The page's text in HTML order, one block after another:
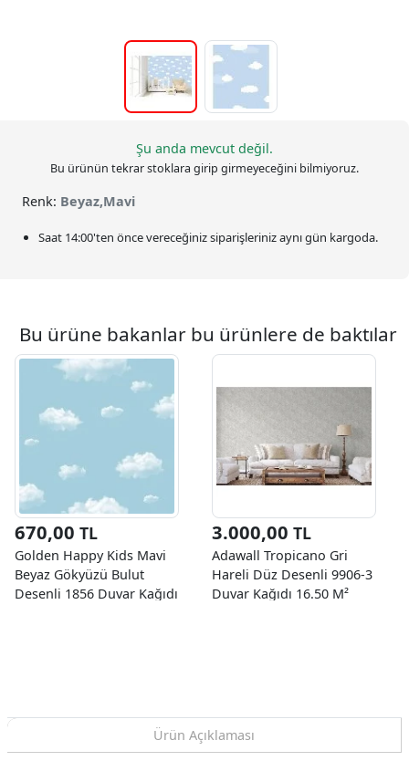
Şu anda mevcut değil.
Bu ürünün tekrar stoklara girip girmeyeceğini bilmiyoruz.
Renk: Beyaz,Mavi
Saat 14:00'ten önce vereceğiniz siparişlerinizaynı gün kargoda.
Bu ürüne bakanlar bu ürünlere de baktılar
670,00 TL
Golden Happy Kids Mavi
Beyaz Gökyüzü Bulut
Desenli 1856 Duvar Kağıdı
3.000,00 TL
Adawall Tropicano Gri
Hareli Düz Desenli 9906-3
Duvar Kağıdı 16.50 M²
Ürün Açıklaması